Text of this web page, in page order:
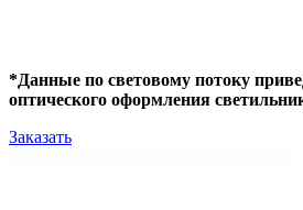
*Данные по световому потоку
оптического оформления
Заказать